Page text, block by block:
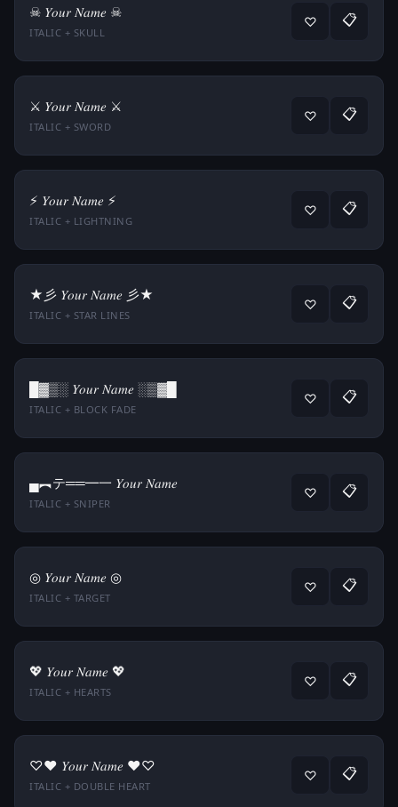
☠ 𝑌𝑜𝑢𝑟 𝑁𝑎𝑚𝑒 ☠
ITALIC + SKULL
♡ 📋
⚔️ 𝑌𝑜𝑢𝑟 𝑁𝑎𝑚𝑒 ⚔️
ITALIC + SWORD
♡ 📋
⚡ 𝑌𝑜𝑢𝑟 𝑁𝑎𝑚𝑒 ⚡
ITALIC + LIGHTNING
♡ 📋
★彡 𝑌𝑜𝑢𝑟 𝑁𝑎𝑚𝑒 彡★
ITALIC + STAR LINES
♡ 📋
█▓▒░ 𝑌𝑜𝑢𝑟 𝑁𝑎𝑚𝑒 ░▒▓█
ITALIC + BLOCK FADE
♡ 📋
▄︻テ══━一 𝑌𝑜𝑢𝑟 𝑁𝑎𝑚𝑒
ITALIC + SNIPER
♡ 📋
◎ 𝑌𝑜𝑢𝑟 𝑁𝑎𝑚𝑒 ◎
ITALIC + TARGET
♡ 📋
💖 𝑌𝑜𝑢𝑟 𝑁𝑎𝑚𝑒 💖
ITALIC + HEARTS
♡ 📋
♡♥ 𝑌𝑜𝑢𝑟 𝑁𝑎𝑚𝑒 ♥♡
ITALIC + DOUBLE HEART
♡ 📋